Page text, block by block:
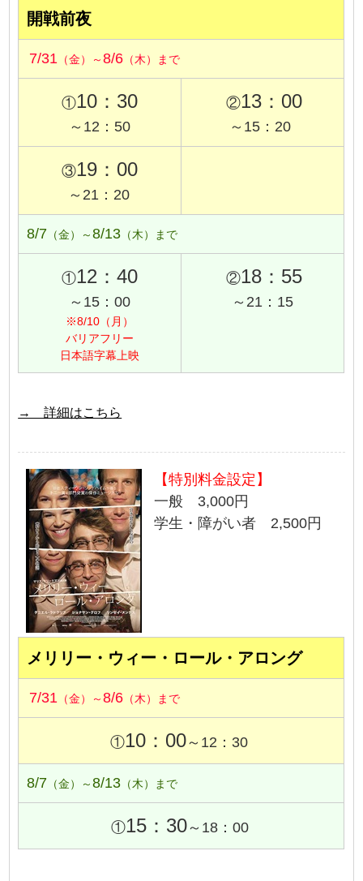
開戦前夜
7/31 （金）～8/6 （木）まで
①10：30
～12：50
②13：00
～15：20
③19：00
～21：20
8/7 （金）～8/13 （木）まで
①12：40
～15：00
※8/10（月）
バリアフリー
日本語字幕上映
②18：55
～21：15
→ 詳細はこちら
【特別料金設定】
一般 3,000円
学生・障がい者 2,500円
メリリー・ウィー・ロール・アロング
7/31 （金）～8/6 （木）まで
①10：00～12：30
8/7 （金）～8/13 （木）まで
①15：30～18：00